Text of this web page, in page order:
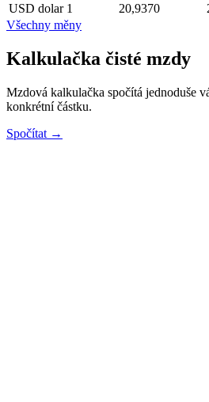
USD dolar 1 20,9370
Všechny měny
Kalkulačka čisté mzdy
Mzdová kalkulačka spočítá jednoduše
konkrétní částku.
Spočítat →